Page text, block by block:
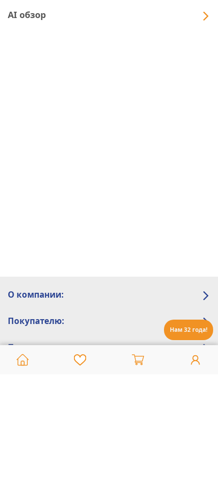
Нам 32 года!
AI обзор
О компании:
Покупателю:
Помощь: